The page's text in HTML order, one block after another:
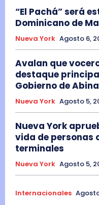
“El Pachá” será
Dominicano de
Nueva York Agosto 6,
Avalan que
destaque
Gobierno de
Nueva York Agosto 5,
Nueva York
vida de personas
terminales
Nueva York Agosto 5,
Internacionales